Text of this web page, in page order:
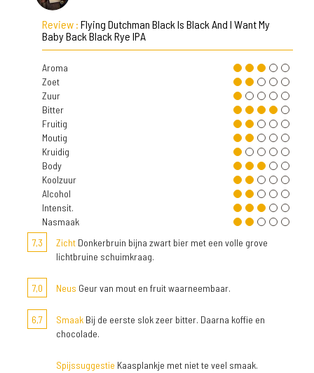
Review : Flying Dutchman Black Is Black And I Want My
Baby Back Black Rye IPA
Aroma
Zoet
Zuur
Bitter
Fruitig
Moutig
Kruidig
Body
Koolzuur
Alcohol
Intensit.
Nasmaak
7,3
Zicht Donkerbruin bijna zwart bier met een volle grove
lichtbruine schuimkraag.
7,0 Neus Geur van mout en fruit waarneembaar.
6,7 Smaak Bij de eerste slok zeer bitter. Daarna koffie en
chocolade.
Spijssuggestie Kaasplankje met niet te veel smaak.